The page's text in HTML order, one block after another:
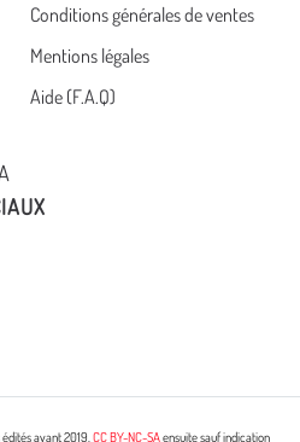
Conditions générales de ventes
Mentions légales
Aide (F.A.Q)
avant 2019.CC BY-NC-SAensuite sauf indication